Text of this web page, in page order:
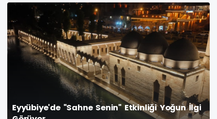
Eyyübiye'de "Sahne Senin" Etkinliği Yoğun İlgi